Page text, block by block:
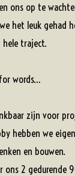
ons op te
het leuk gehad
traject.
words…
zijn voor
hebben we
en bouwen.
ons 2 gedurende